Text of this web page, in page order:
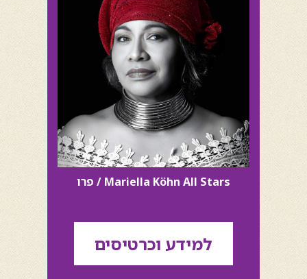
Mariella Köhn All Stars / פרו
למידע וכרטיסים